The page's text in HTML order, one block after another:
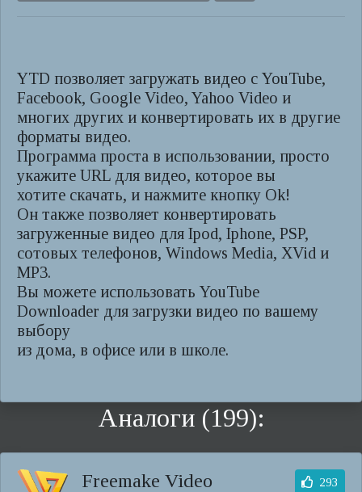
YTD позволяет загружать видео с YouTube,
Facebook, Google Video, Yahoo Video и
многих других и конвертировать их в другие
форматы видео.
Программа проста в использовании, просто
укажите URL для видео, которое вы
хотите скачать, и нажмите кнопку Ok!
Он также позволяет конвертировать
загруженные видео для Ipod, Iphone, PSP,
сотовых телефонов, Windows Media, XVid и
MP3.
Вы можете использовать YouTube
Downloader для загрузки видео по вашему
выбору
из дома, в офисе или в школе.
Аналоги (199):
Freemake Video
293